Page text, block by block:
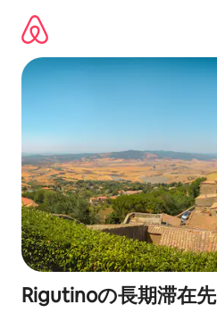
Rigutinoの長期滞在先